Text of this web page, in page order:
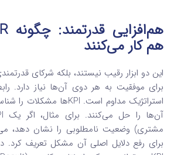
هم کار می‌کنند
این دو ابزار رقیب نیستند، بلکه شرکای
برای موفقیت به هر دوی آن‌ها نیاز دارد.
برای رفع دلایل اصلی آن مشکل تعریف کرد.